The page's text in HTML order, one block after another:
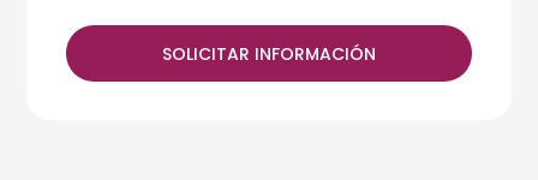
SOLICITAR INFORMACIÓN